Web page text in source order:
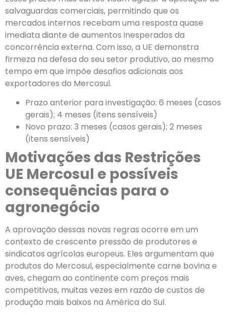
salvaguardas comerciais, permitindo que os
mercados internos recebam uma resposta quase
imediata diante de aumentos inesperados da
concorrência externa. Com isso, a UE demonstra
firmeza na defesa do seu setor produtivo, ao mesmo
tempo em que impõe desafios adicionais aos
exportadores do Mercosul.
Prazo anterior para investigação: 6 meses (casos
gerais); 4 meses (itens sensíveis)
Novo prazo: 3 meses (casos gerais); 2 meses
(itens sensíveis)
Motivações das Restrições
UE Mercosul e possíveis
consequências para o
agronegócio
A aprovação dessas novas regras ocorre em um
contexto de crescente pressão de produtores e
sindicatos agrícolas europeus. Eles argumentam que
produtos do Mercosul, especialmente carne bovina e
aves, chegam ao continente com preços mais
competitivos, muitas vezes em razão de custos de
produção mais baixos na América do Sul.